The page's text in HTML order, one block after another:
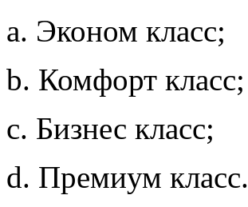
a. Эконом класс;
b. Комфорт класс;
c. Бизнес класс;
d. Премиум класс.